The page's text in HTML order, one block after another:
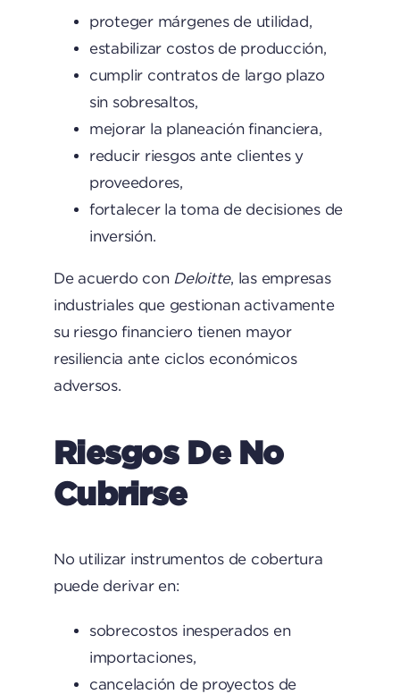
proteger márgenes de utilidad,
estabilizar costos de producción,
cumplir contratos de largo plazo
sin sobresaltos,
mejorar la planeación financiera,
reducir riesgos ante clientes y
proveedores,
fortalecer la toma de decisiones de
inversión.
De acuerdo con Deloitte, las empresas
industriales que gestionan activamente
su riesgo financiero tienen mayor
resiliencia ante ciclos económicos
adversos.
Riesgos De No
Cubrirse
No utilizar instrumentos de cobertura
puede derivar en:
sobrecostos inesperados en
importaciones,
cancelación de proyectos de